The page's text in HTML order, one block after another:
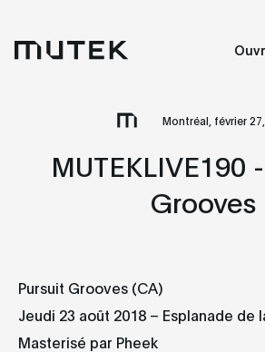
Search
Montréal, février
MUTEKLIVE190
Grooves
Pursuit Grooves (CA)
Jeudi 23 août 2018 – Esplanade de
Masterisé par Pheek